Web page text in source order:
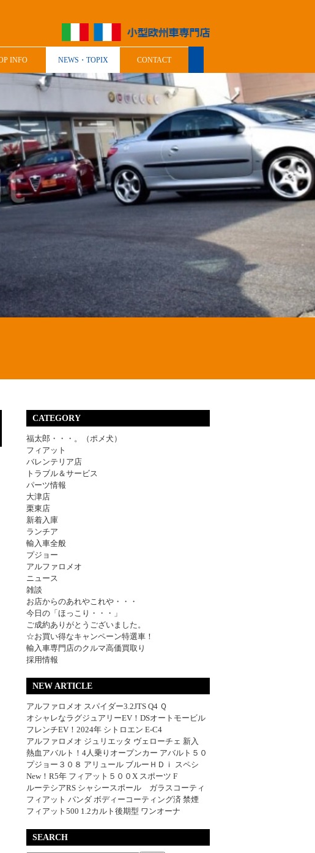
INFO NEWS・TOPIX CONTACT
CATEGORY
福太郎・・・。（ポメ犬）
フィアット
バレンテリア店
トラブル＆サービス
パーツ情報
大津店
栗東店
新着入庫
ランチア
輸入車全般
プジョー
アルファロメオ
ニュース
雑談
お店からのあれやこれや・・・
今日の「ほっこり・・・」
ご成約ありがとうございました。
☆お買い得なキャンペーン特選車！
輸入車専門店のクルマ高価買取り
採用情報
NEW ARTICLE
アルファロメオ スパイダー3.2JTS Q4 Ｑ
オシャレなラグジュアリーEV！DSオートモービル
フレンチEV！2024年 シトロエン E-C4
アルファロメオ ジュリエッタ ヴェローチェ 新入
熱血アバルト！4人乗りオープンカー アバルト５０
プジョー３０８ アリュール ブルーＨＤｉ スペシ
New！R5年 フィアット５００X スポーツ F
ルーテシアRS シャシースポール ガラスコーティ
フィアット パンダ ボディーコーティング済 禁煙
フィアット500 1.2カルト後期型 ワンオーナ
SEARCH